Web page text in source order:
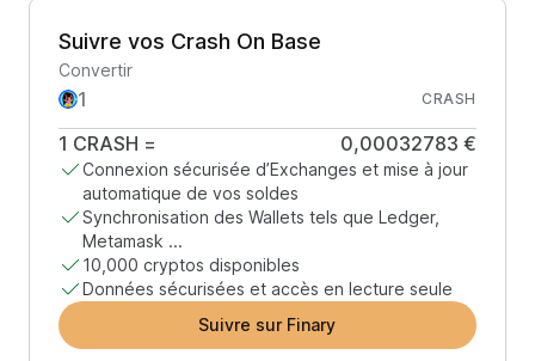
Suivre vos Crash On Base
Convertir
CRASH
1 CRASH = 0,00032783 €
Connexion sécurisée d’Exchanges et mise à jour
automatique de vos soldes
Synchronisation des Wallets tels que Ledger,
Metamask ...
10,000 cryptos disponibles
Données sécurisées et accès en lecture seule
Suivre sur Finary